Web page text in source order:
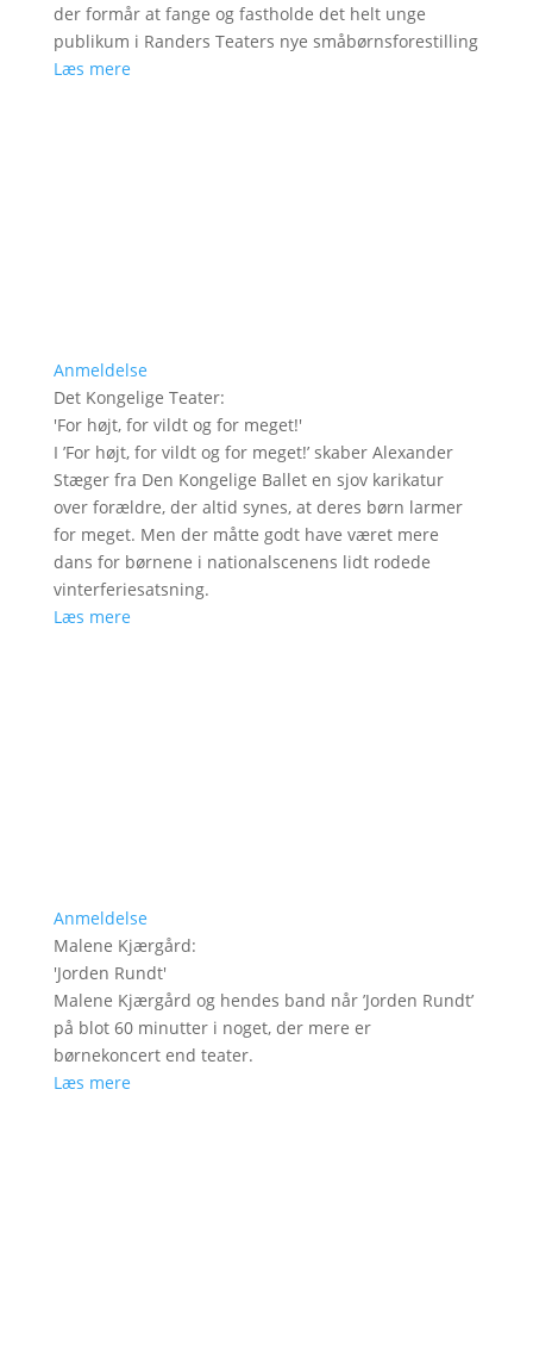
der formår at fange og fastholde det helt unge
publikum i Randers Teaters nye småbørnsforestilling
Læs mere
Anmeldelse
Det Kongelige Teater:
'For højt, for vildt og for meget!'
I ’For højt, for vildt og for meget!’ skaber Alexander
Stæger fra Den Kongelige Ballet en sjov karikatur
over forældre, der altid synes, at deres børn larmer
for meget. Men der måtte godt have været mere
dans for børnene i nationalscenens lidt rodede
vinterferiesatsning.
Læs mere
Anmeldelse
Malene Kjærgård:
'Jorden Rundt'
Malene Kjærgård og hendes band når ’Jorden Rundt’
på blot 60 minutter i noget, der mere er
børnekoncert end teater.
Læs mere